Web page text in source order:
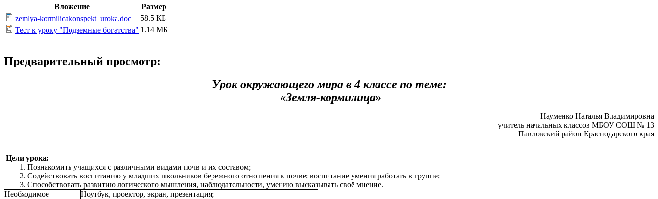
Вложение
Размер
zemlya-kormilicakonspekt_uroka.doc
58.5 КБ
Тест к уроку "Подземные богатства" 1.14 МБ
Предварительный просмотр:
Урок окружающего мира в 4 классе по теме:
«Земля-кормилица»
Науменко Наталья Владимировна
учитель начальных классов МБОУ СОШ № 13
Павловский район Краснодарского края
Цели урока:
Познакомить учащихся с различными видами почв и их составом;
Содействовать воспитанию у младших школьников бережного отношения к почве; воспитание умения работать в группе;
Способствовать развитию логического мышления, наблюдательности, умению высказывать своё мнение.
Необходимое
Ноутбук, проектор, экран, презентация;